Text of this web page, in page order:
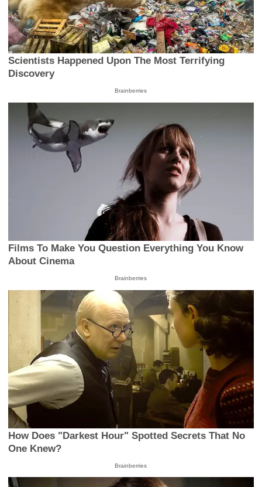
Scientists Happened Upon The Most Terrifying
Discovery
Brainberries
Films To Make You Question Everything You Know
About Cinema
Brainberries
How Does "Darkest Hour" Spotted Secrets That No
One Knew?
Brainberries